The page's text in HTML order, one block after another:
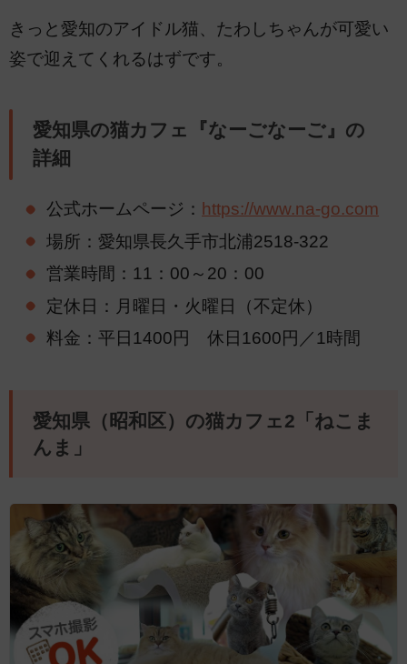
きっと愛知のアイドル猫、たわしちゃんが可愛い
姿で迎えてくれるはずです。
愛知県の猫カフェ『なーごなーご』の
詳細
公式ホームページ： https://www.na-go.com
場所：愛知県長久手市北浦2518-322
営業時間：11：00～20：00
定休日：月曜日・火曜日（不定休）
料金：平日1400円 休日1600円／1時間
愛知県（昭和区）の猫カフェ2「ねこま
んま」